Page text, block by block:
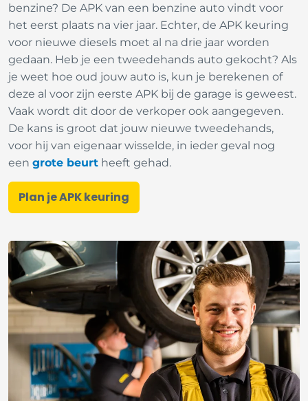
benzine? De APK van een benzine auto vindt voor
het eerst plaats na vier jaar. Echter, de APK keuring
voor nieuwe diesels moet al na drie jaar worden
gedaan. Heb je een tweedehands auto gekocht? Als
je weet hoe oud jouw auto is, kun je berekenen of
deze al voor zijn eerste APK bij de garage is geweest.
Vaak wordt dit door de verkoper ook aangegeven.
De kans is groot dat jouw nieuwe tweedehands,
voor hij van eigenaar wisselde, in ieder geval nog
een grote beurt heeft gehad.
Plan je APK keuring